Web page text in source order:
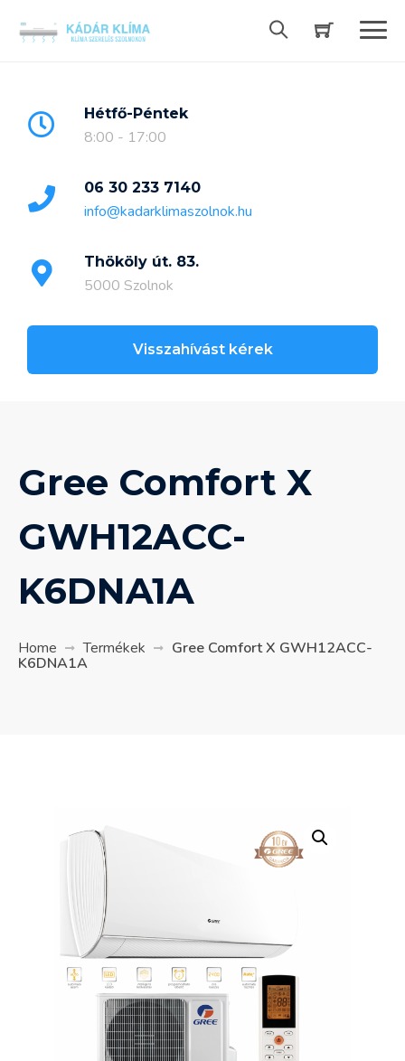
Hétfő-Péntek
8:00 - 17:00
06 30 233 7140
info@kadarklimaszolnok.hu
Thököly út. 83.
5000 Szolnok
Visszahívást kérek
Gree Comfort X
GWH12ACC-
K6DNA1A
Home Termékek Gree Comfort X GWH12ACC-
K6DNA1A